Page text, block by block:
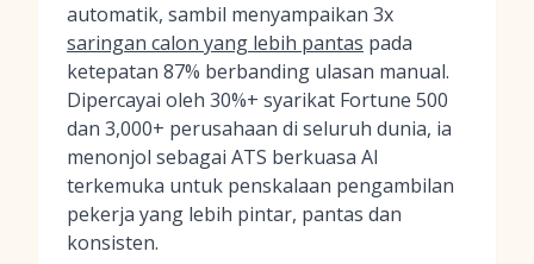
automatik, sambil menyampaikan 3x
saringan calon yang lebih pantas pada
ketepatan 87% berbanding ulasan manual.
Dipercayai oleh 30%+ syarikat Fortune 500
dan 3,000+ perusahaan di seluruh dunia, ia
menonjol sebagai ATS berkuasa AI
terkemuka untuk penskalaan pengambilan
pekerja yang lebih pintar, pantas dan
konsisten.